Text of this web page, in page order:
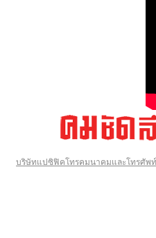
บริษัทแปซิฟิคโทรคมนาคมและโทรศัพ